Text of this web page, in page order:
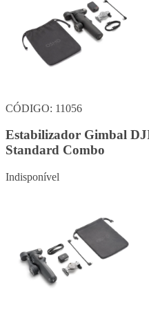
CÓDIGO: 11056
Estabilizador Gimbal
Standard Combo
Indisponível